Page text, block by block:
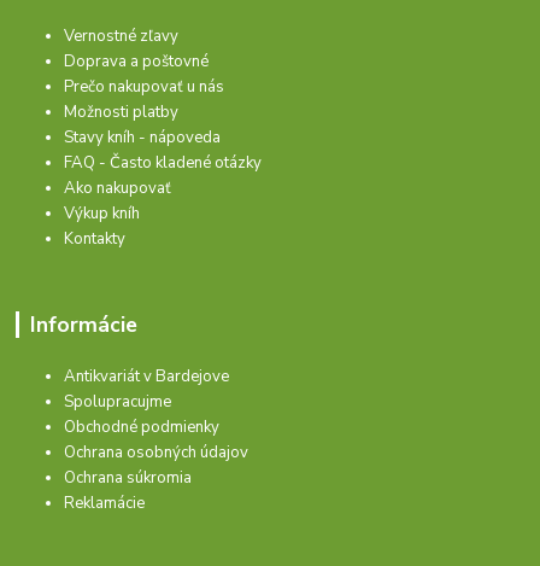
Vernostné zľavy
Doprava a poštovné
Prečo nakupovať u nás
Možnosti platby
Stavy kníh - nápoveda
FAQ - Často kladené otázky
Ako nakupovať
Výkup kníh
Kontakty
Informácie
Antikvariát v Bardejove
Spolupracujme
Obchodné podmienky
Ochrana osobných údajov
Ochrana súkromia
Reklamácie